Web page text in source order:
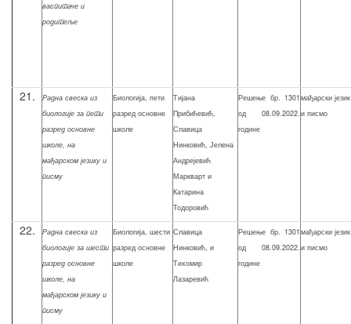
васпитаче и
родитеље
21. Радна свеска из
биологије за пети
разред основне
школе, на
мађарском језику и
писму
Биологија, пети
разред основне
школе
Тијана
Прибићевић,
Славица
Нинковић, Јелена
Андрејевић
Маркварт и
Катарина
Тодоровић
Решење бр. 1301
од 08.09.2022.
године
мађарски језик
и писмо
22. Радна свеска из
биологије за шести
разред основне
школе, на
мађарском језику и
писму
Биологија, шести
разред основне
школе
Славица
Нинковић, и
Тихомир
Лазаревић
Решење бр. 1301
од 08.09.2022.
године
мађарски језик
и писмо